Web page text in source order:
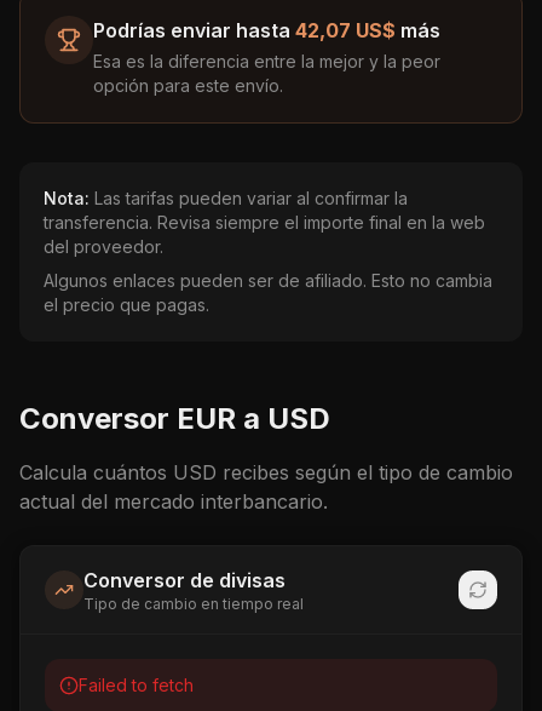
Podrías enviar hasta 42,07 US$ más
Esa es la diferencia entre la mejor y la peor
opción para este envío.
Nota: Las tarifas pueden variar al confirmar la
transferencia. Revisa siempre el importe final en la web
del proveedor.
Algunos enlaces pueden ser de afiliado. Esto no cambia
el precio que pagas.
Conversor EUR a USD
Calcula cuántos USD recibes según el tipo de cambio
actual del mercado interbancario.
Conversor de divisas
Tipo de cambio en tiempo real
Failed to fetch